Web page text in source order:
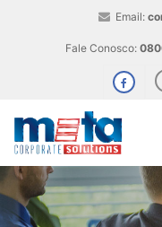
Email:
Fale Conosco: